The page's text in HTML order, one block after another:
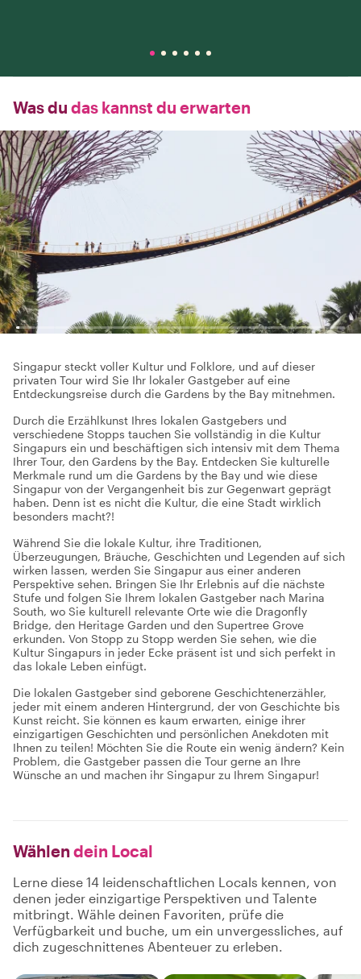
Was du das kannst du erwarten
Singapur steckt voller Kultur und Folklore, und auf dieser
privaten Tour wird Sie Ihr lokaler Gastgeber auf eine
Entdeckungsreise durch die Gardens by the Bay mitnehmen.
Durch die Erzählkunst Ihres lokalen Gastgebers und
verschiedene Stopps tauchen Sie vollständig in die Kultur
Singapurs ein und beschäftigen sich intensiv mit dem Thema
Ihrer Tour, den Gardens by the Bay. Entdecken Sie kulturelle
Merkmale rund um die Gardens by the Bay und wie diese
Singapur von der Vergangenheit bis zur Gegenwart geprägt
haben. Denn ist es nicht die Kultur, die eine Stadt wirklich
besonders macht?!
Während Sie die lokale Kultur, ihre Traditionen,
Überzeugungen, Bräuche, Geschichten und Legenden auf sich
wirken lassen, werden Sie Singapur aus einer anderen
Perspektive sehen. Bringen Sie Ihr Erlebnis auf die nächste
Stufe und folgen Sie Ihrem lokalen Gastgeber nach Marina
South, wo Sie kulturell relevante Orte wie die Dragonfly
Bridge, den Heritage Garden und den Supertree Grove
erkunden. Von Stopp zu Stopp werden Sie sehen, wie die
Kultur Singapurs in jeder Ecke präsent ist und sich perfekt in
das lokale Leben einfügt.
Die lokalen Gastgeber sind geborene Geschichtenerzähler,
jeder mit einem anderen Hintergrund, der von Geschichte bis
Kunst reicht. Sie können es kaum erwarten, einige ihrer
einzigartigen Geschichten und persönlichen Anekdoten mit
Ihnen zu teilen! Möchten Sie die Route ein wenig ändern? Kein
Problem, die Gastgeber passen die Tour gerne an Ihre
Wünsche an und machen ihr Singapur zu Ihrem Singapur!
Wählen dein Local
Lerne diese 14 leidenschaftlichen Locals kennen, von
denen jeder einzigartige Perspektiven und Talente
mitbringt. Wähle deinen Favoriten, prüfe die
Verfügbarkeit und buche, um ein unvergessliches, auf
dich zugeschnittenes Abenteuer zu erleben.